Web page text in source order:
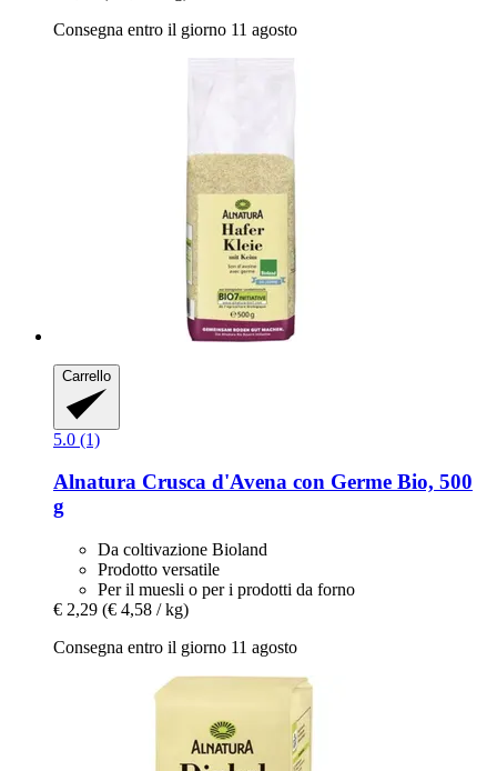
Consegna entro il giorno 11 agosto
Carrello
5.0 (1)
Alnatura Crusca d'Avena con Germe Bio, 500
g
Da coltivazione Bioland
Prodotto versatile
Per il muesli o per i prodotti da forno
€ 2,29 (€ 4,58 / kg)
Consegna entro il giorno 11 agosto